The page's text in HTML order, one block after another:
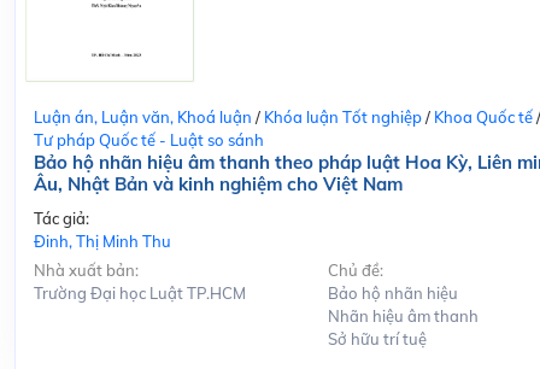
Luận án, Luận văn, Khoá luận / Khóa luận Tốt nghiệp/ Khoa Quốc tế/
Tư pháp Quốc tế - Luật so sánh
Bảo hộ nhãn hiệu âm thanh theo pháp luật Hoa Kỳ, Liên
Âu, Nhật Bản và kinh nghiệm cho Việt Nam
Tác giả:
Đinh, Thị Minh Thu
Nhà xuất bản:
Trường Đại học Luật TP.HCM
Chủ đề:
Bảo hộ nhãn hiệu
Nhãn hiệu âm thanh
Sở hữu trí tuệ